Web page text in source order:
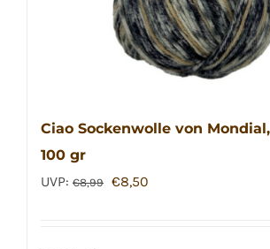
Ciao Sockenwolle von
100 gr
UVP: €8,99 Ursprünglicher
€8,50